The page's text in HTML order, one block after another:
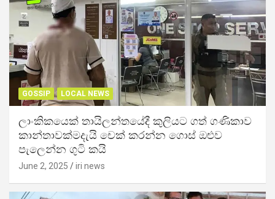
GOSSIP LOCAL NEWS
ලාංකිකයෙක් තායිලන්තයේදී කුලියට ගත් ගණිකාව
කාන්තාවක්මදැයි චෙක් කරන්න ගොස් ඔළුව
පැලෙන්න ගුටි කයි
June 2, 2025 iri news